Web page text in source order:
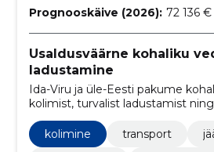
Prognooskäive (2026): 72 136 €
Usaldusväärne kohaliku
ladustamine
Ida-Viru ja üle-Eesti pakume
kolimist, turvalist ladustamist
jäätmehaldust. Meil on koolitatud
hinnad, konteinerid ja väiksemad
kolimine transport